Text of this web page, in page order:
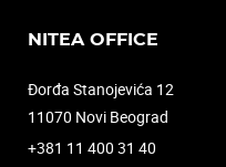
NITEA OFFICE
Đorđa Stanojevića 12
11070 Novi Beograd
+381 11 400 31 40